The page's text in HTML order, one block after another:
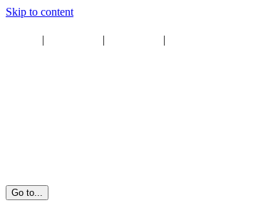
Skip to content
| | |
Go to...